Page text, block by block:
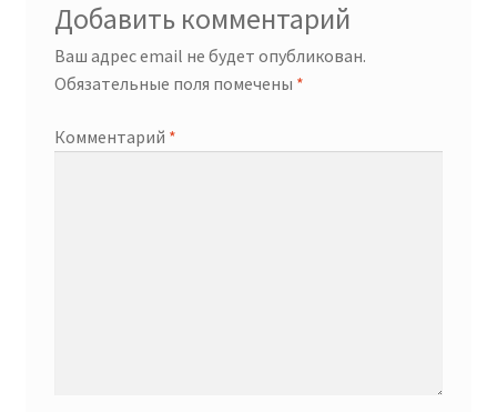
Добавить комментарий
Ваш адрес email не будет опубликован.
Обязательные поля помечены *
Комментарий *